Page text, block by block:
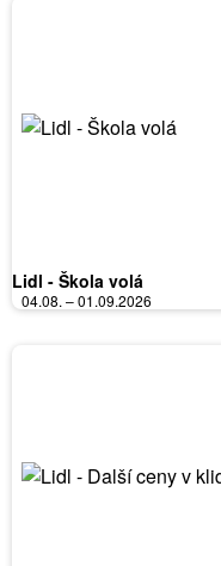
Lidl - Škola volá
04.08. – 01.09.2026